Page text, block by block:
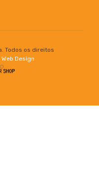
Todos os direitos
Design